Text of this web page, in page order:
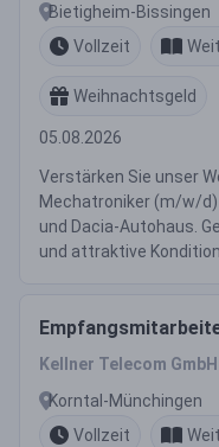
Bietigheim-Bissingen
Vollzeit
Weihnachtsgeld
05.08.2026
Verstärken Sie unser
Mechatroniker (m/w/
und Dacia-Autohaus.
und attraktive
Kellner Telecom GmbH
Korntal-Münchingen
Vollzeit